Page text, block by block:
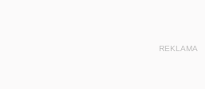
REKLAMA